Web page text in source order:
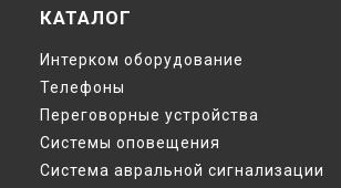
КАТАЛОГ
Интерком оборудование
Телефоны
Переговорные устройства
Системы оповещения
Система авральной сигнализации